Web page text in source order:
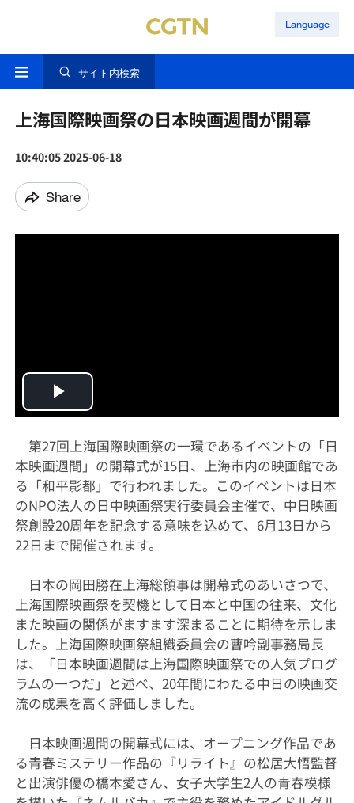
Language
サイト内検索
上海国際映画祭の日本映画週間が開幕
10:40:05 2025-06-18
Share
Play
Video
第27回上海国際映画祭の一環であるイベントの「日
本映画週間」の開幕式が15日、上海市内の映画館であ
る「和平影都」で行われました。このイベントは日本
のNPO法人の日中映画祭実行委員会主催で、中日映画
祭創設20周年を記念する意味を込めて、6月13日から
22日まで開催されます。
日本の岡田勝在上海総領事は開幕式のあいさつで、
上海国際映画祭を契機として日本と中国の往来、文化
また映画の関係がますます深まることに期待を示しま
した。上海国際映画祭組織委員会の曹吟副事務局長
は、「日本映画週間は上海国際映画祭での人気プログ
ラムの一つだ」と述べ、20年間にわたる中日の映画交
流の成果を高く評価しました。
日本映画週間の開幕式には、オープニング作品であ
る青春ミステリー作品の『リライト』の松居大悟監督
と出演俳優の橋本愛さん、女子大学生2人の青春模様